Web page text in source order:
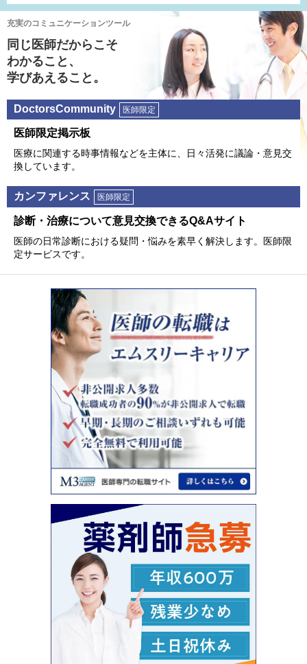
充実のコミュニケーションツール
同じ医師だからこそ
わかること、
学びあえること。
DoctorsCommunity 医師限定
医師限定掲⽰板
医療に関連する時事情報などを主体に、⽇々活発に議論・意⾒交
換しています。
カンファレンス 医師限定
診断・治療について意⾒交換できるQ&Aサイト
医師の⽇常診断における疑問・悩みを素早く解決します。医師限
定サービスです。